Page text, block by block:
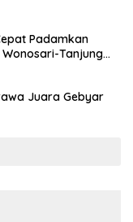
Padamkan
Tanjung
Juara Gebyar